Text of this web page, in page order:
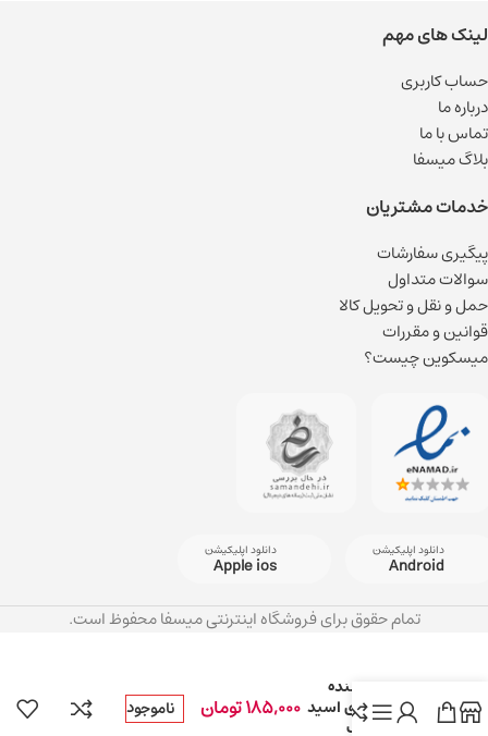
لینک های مهم
حساب کاربری
درباره ما
تماس با ما
بلاگ میسفا
خدمات مشتریان
پیگیری سفارشات
سوالات متداول
حمل و نقل و تحویل کالا
قوانین و مقررات
میسکوین چیست؟
دانلود اپلیکیشن
Android
دانلود اپلیکیشن
Apple ios
تمام حقوق برای فروشگاه اینترنتی میسفا محفوظ است.
و روشن کننده
صورت حاوی اسید
هیالورونیک
185,000تومان ناموجود